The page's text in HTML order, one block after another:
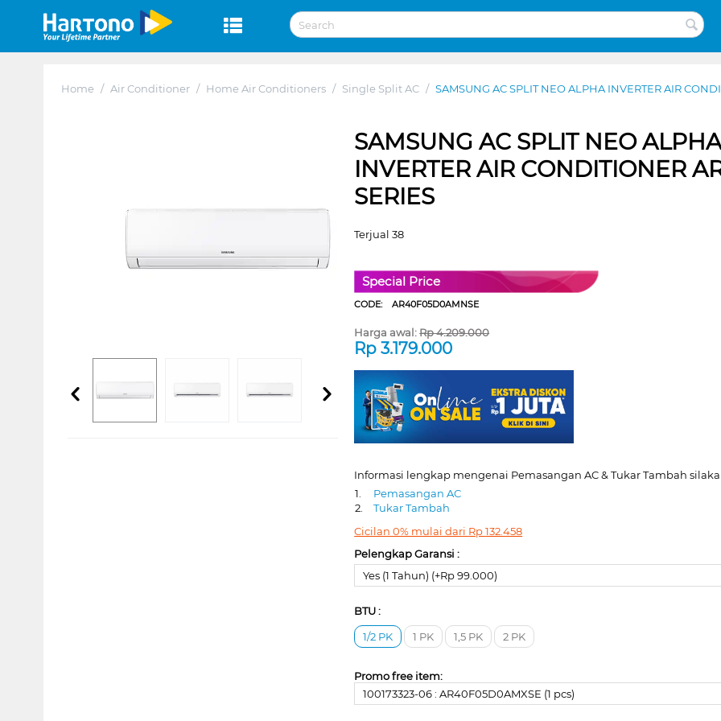
Home / Air Conditioner / Home Air Conditioners / Single Split AC / SAMSUNG AC SPLIT NEO ALPHA INVERTER AIR
SAMSUNG AC SPLIT NEO
INVERTER AIR CONDITIONER
SERIES
Terjual 38
Special Price
CODE:AR40F05D0AMNSE
Harga awal:Rp4.209.000
Rp3.179.000
Informasi lengkap mengenai Pemasangan AC & Tukar Tambah
1.
Pemasangan AC
2.
Tukar Tambah
Cicilan 0% mulai dari Rp132.458
Pelengkap Garansi :
Yes (1 Tahun) (+Rp 99.000)
BTU :
1/2 PK
1 PK 1,5 PK 2 PK
Promo free item:
100173323-06 : AR40F05D0AMXSE (1 pcs)